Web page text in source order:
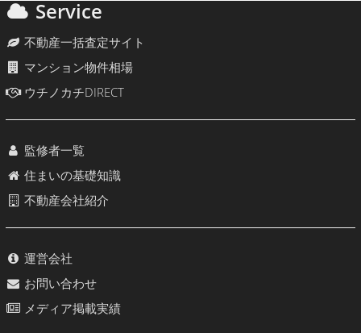
Service
不動産一括査定サイト
マンション物件相場
ウチノカチDIRECT
監修者一覧
住まいの基礎知識
不動産会社紹介
運営会社
お問い合わせ
メディア掲載実績